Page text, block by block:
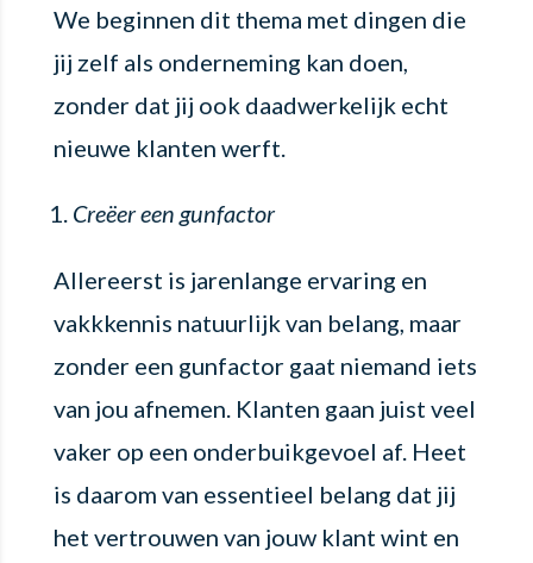
We beginnen dit thema met dingen die
jij zelf als onderneming kan doen,
zonder dat jij ook daadwerkelijk echt
nieuwe klanten werft.
Creëer een gunfactor
Allereerst is jarenlange ervaring en
vakkkennis natuurlijk van belang, maar
zonder een gunfactor gaat niemand iets
van jou afnemen. Klanten gaan juist veel
vaker op een onderbuikgevoel af. Heet
is daarom van essentieel belang dat jij
het vertrouwen van jouw klant wint en